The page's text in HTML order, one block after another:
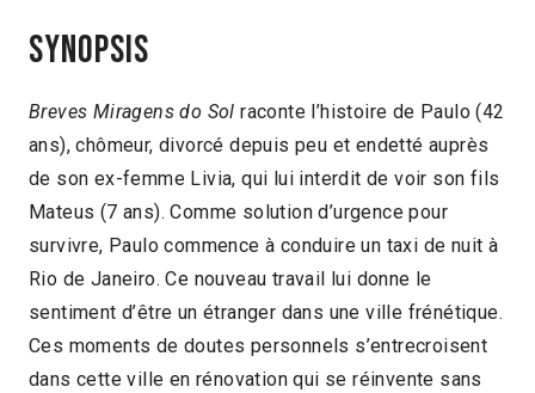
Synopsis
Breves Miragens do Solraconte l’histoire de Paulo (42
ans), chômeur, divorcé depuis peu et endetté auprès
de son ex-femme Livia, qui lui interdit de voir son fils
Mateus (7 ans). Comme solution d’urgence pour
survivre, Paulo commence à conduire un taxi de nuit à
Rio de Janeiro. Ce nouveau travail lui donne le
sentiment d’être un étranger dans une ville frénétique.
Ces moments de doutes personnels s’entrecroisent
dans cette ville en rénovation qui se réinvente sans